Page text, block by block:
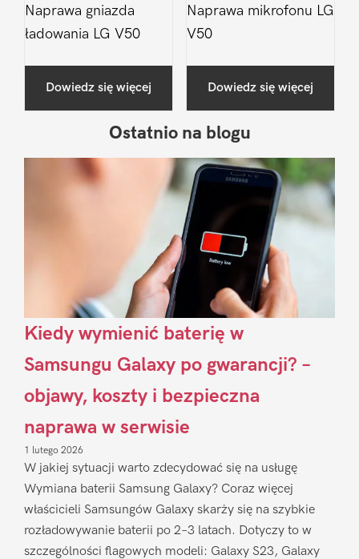
Naprawa gniazda
ładowania LG V50
Dowiedz się więcej
Naprawa mikrofonu LG
V50
Dowiedz się więcej
Sidebar
Ostatnio na blogu
Kiedy wymienić baterię w
Samsungu Galaxy po gwarancji? –
objawy, koszty i bezpieczna
naprawa w serwisie
1 lutego 2026
W jakiej sytuacji warto zdecydować się na usługę
Wymiana baterii Samsung Galaxy? Coraz więcej
właścicieli Samsungów Galaxy skarży się na szybkie
rozładowywanie baterii po 2–3 latach. Dotyczy to w
szczególności flagowych modeli: Galaxy S23, Galaxy